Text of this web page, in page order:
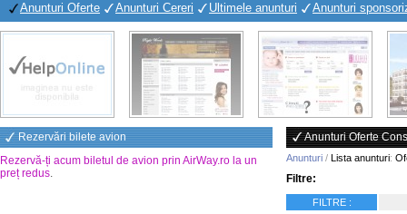
Anunturi Oferte Anunturi Cereri Ultimele anunturi Anunturi
Rezervări bilete avion
Rezervă-ți acum biletul de avion prin AirWay.ro la un
preț redus.
Anunturi Oferte
Anunturi / Lista anunturi:
Filtre:
FILTRE :